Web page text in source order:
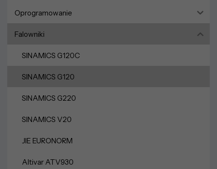
Oprogramowanie
Falowniki
SINAMICS G120C
SINAMICS G120
SINAMICS G220
SINAMICS V20
JIE EURONORM
Altivar ATV930